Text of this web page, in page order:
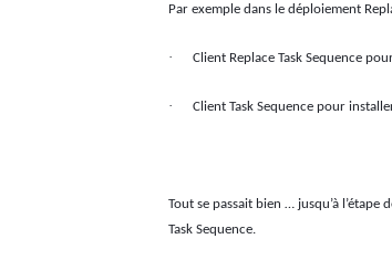
Par exemple dans le déploiement
· Client Replace Task Sequence
· Client Task Sequence pour
Tout se passait bien … jusqu’à
Task Sequence.